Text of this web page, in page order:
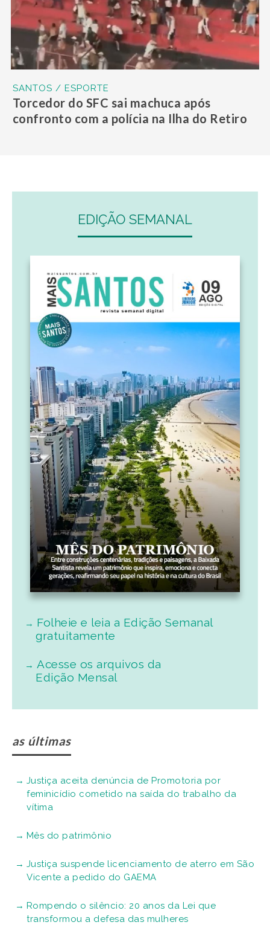
SANTOS / ESPORTE
Torcedor do SFC sai machuca após
confronto com a polícia na Ilha do Retiro
EDIÇÃO SEMANAL
Folheie e leia a Edição Semanal
gratuitamente
Acesse os arquivos da
Edição Mensal
as últimas
Justiça aceita denúncia de Promotoria por
feminicídio cometido na saída do trabalho da
vítima
Mês do patrimônio
Justiça suspende licenciamento de aterro em São
Vicente a pedido do GAEMA
Rompendo o silêncio: 20 anos da Lei que
transformou a defesa das mulheres